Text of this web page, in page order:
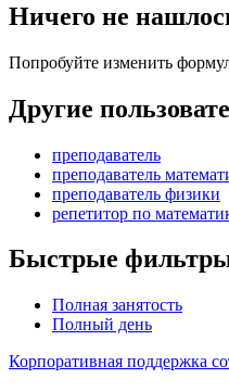
Ничего не
Попробуйте изменить
Другие
преподаватель
преподаватель
преподаватель физики
репетитор по
Быстрые
Полная занятость
Полный день
Корпоративная поддержка